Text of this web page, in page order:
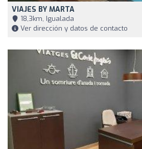
VIAJES BY MARTA
18,3km, Igualada
Ver dirección y datos de contacto